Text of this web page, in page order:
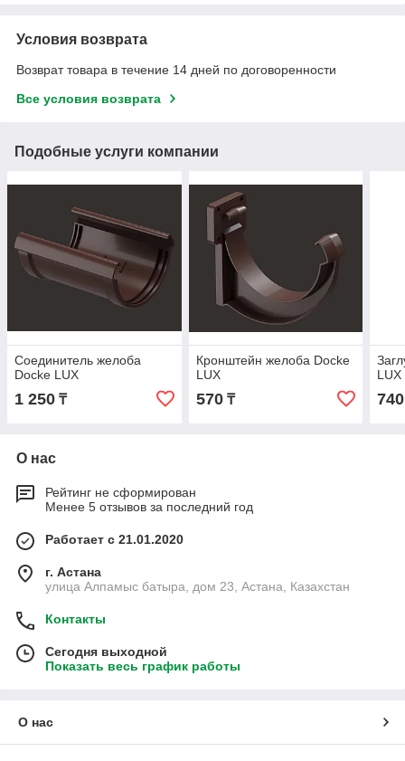
Условия возврата
Возврат товара в течение 14 дней по договоренности
Все условия возврата
Подобные услуги компании
Соединитель желоба
Docke LUX
1 250 ₸
Кронштейн желоба Docke
LUX
570₸
LUX
740
О нас
Рейтинг не сформирован
Менее 5 отзывов за последний год
Работает с 21.01.2020
г. Астана
улица Алпамыс батыра, дом 23, Астана, Казахстан
Контакты
Сегодня выходной
Показать весь график работы
О нас